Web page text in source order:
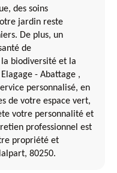
des soins
jardin reste
De plus, un
de
biodiversité et la
- Abattage ,
personnalisé, en
de votre espace vert,
votre personnalité et
professionnel est
propriété et
80250.